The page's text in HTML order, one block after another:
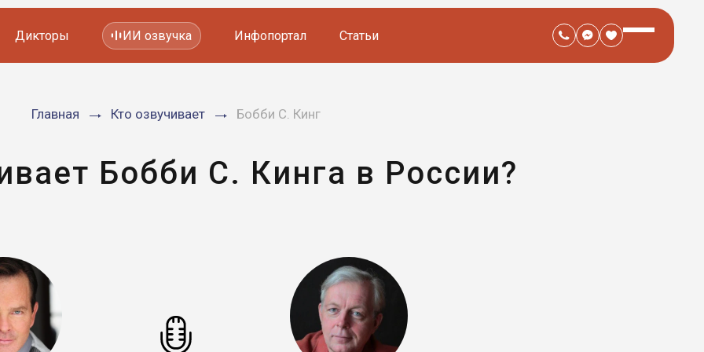
Мультфильмов
Дикторы ИИ озвучка Инфопортал Статьи
Главная Кто озвучивает Бобби С. Кинг
Бобби С. Кинга в России?